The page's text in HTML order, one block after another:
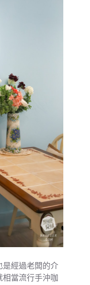
是經過老闆的介
當流行手沖咖